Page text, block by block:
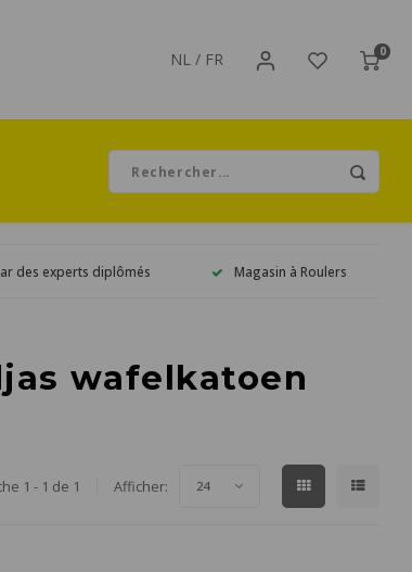
NL / FR 0
des experts diplômés Magasin à Roulers
wafelkatoen
1 - 1 de 1 Afficher: 24